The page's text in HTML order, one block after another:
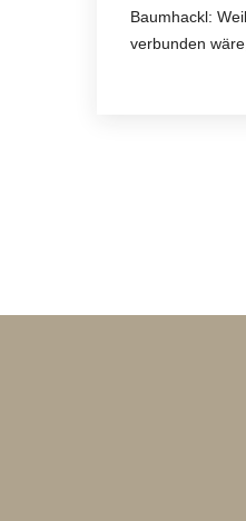
Baumhackl:
verbunden